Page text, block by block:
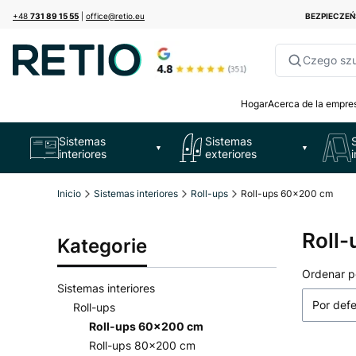
+48 731 89 15 55 office@retio.eu
Czego
HogarAcerca de la
Sistemas
interiores
▼
Sistemas
exteriores
▼
Inicio Sistemas interiores Roll-ups Roll-ups 60x200 cm
Kategorie
Sistemas interiores
Roll-ups
Roll-ups 60x200 cm
Roll-ups 80x200 cm
Roll-
Lista
Ordenar
Por